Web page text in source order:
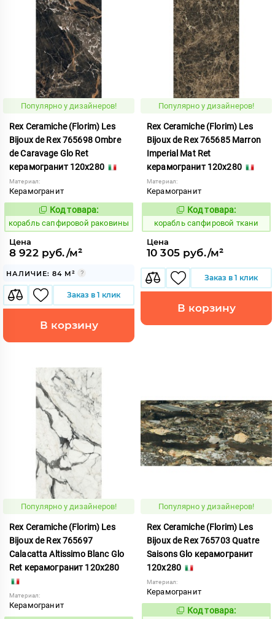
Популярно у дизайнеров!
Rex Ceramiche (Florim) Les
Bijoux de Rex 765698 Ombre
de Caravage Glo Ret
керамогранит 120x280
Материал:
Керамогранит
775828
Код товара:
корабль сапфировой раковины
Цена
8 922 руб./м²
НАЛИЧИЕ: 84 М²
Заказ в 1 клик
В корзину
Популярно у дизайнеров!
Rex Ceramiche (Florim) Les
Bijoux de Rex 765685 Marron
Imperial Mat Ret
керамогранит 120x280
Материал:
Керамогранит
775855
Код товара:
корабль сапфировой ткани
Цена
10 305 руб./м²
Заказ в 1 клик
В корзину
Популярно у дизайнеров!
Rex Ceramiche (Florim) Les
Bijoux de Rex 765697
Calacatta Altissimo Blanc Glo
Ret керамогранит 120x280
Материал:
Керамогранит
Популярно у дизайнеров!
Rex Ceramiche (Florim) Les
Bijoux de Rex 765703 Quatre
Saisons Glo керамогранит
120x280
Материал:
Керамогранит
772439
Код товара: